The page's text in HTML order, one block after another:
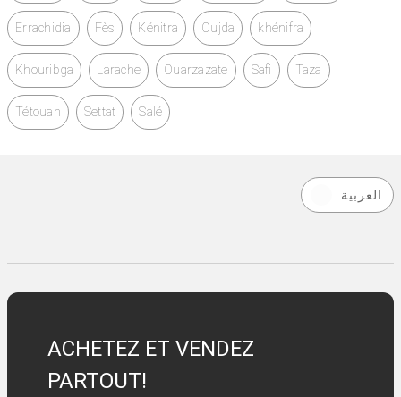
Errachidia Fès Kénitra Oujda khénifra
Khouribga Larache Ouarzazate Safi Taza
Tétouan Settat Salé
العربية
ACHETEZ ET VENDEZ
PARTOUT!